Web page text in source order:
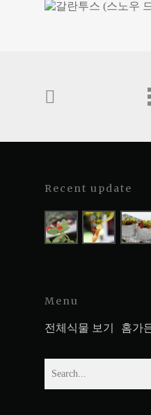
Recent update
Menu
전체식물 보기 홈가